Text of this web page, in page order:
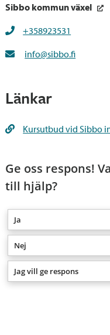
Sibbo kommun växel
+358923531
info@sibbo.fi
Länkar
Kursutbud vid Sibbo
Ge oss respons!
till hjälp?
Ja
Nej
Jag vill ge respons